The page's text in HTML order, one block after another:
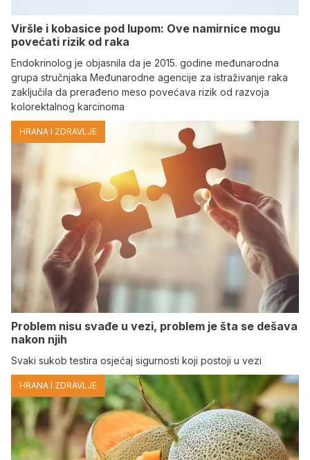
Viršle i kobasice pod lupom: Ove namirnice mogu
povećati rizik od raka
Endokrinolog je objasnila da je 2015. godine međunarodna
grupa stručnjaka Međunarodne agencije za istraživanje raka
zaključila da prerađeno meso povećava rizik od razvoja
kolorektalnog karcinoma
HRANA I ZDRAVLJE
Problem nisu svađe u vezi, problem je šta se dešava
nakon njih
Svaki sukob testira osjećaj sigurnosti koji postoji u vezi
HRANA I ZDRAVLJE